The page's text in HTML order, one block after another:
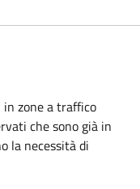
zone a traffico
che sono già in
la necessità di